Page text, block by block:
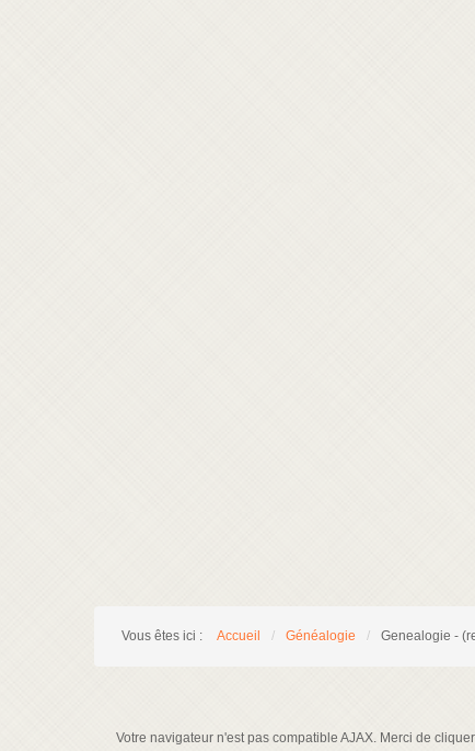
Vous êtes ici : Accueil / Généalogie / Genealogie -
Votre navigateur n'est pas compatible AJAX. Merci de